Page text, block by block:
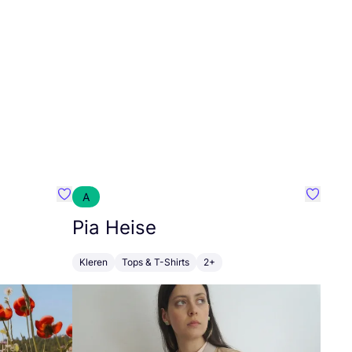
Favoriete {naam}
A
Pia Heise
Kleren Tops & T-Shirts 2+